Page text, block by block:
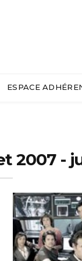
ESPACE
2007 -